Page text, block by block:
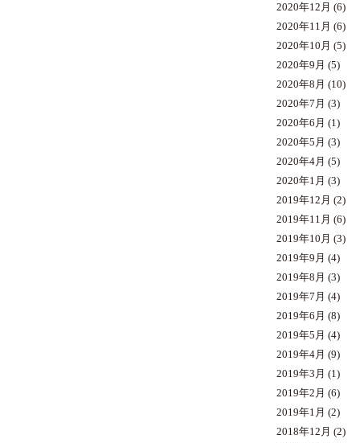
2020年12月 (6)
2020年11月 (6)
2020年10月 (5)
2020年9月 (5)
2020年8月 (10)
2020年7月 (3)
2020年6月 (1)
2020年5月 (3)
2020年4月 (5)
2020年1月 (3)
2019年12月 (2)
2019年11月 (6)
2019年10月 (3)
2019年9月 (4)
2019年8月 (3)
2019年7月 (4)
2019年6月 (8)
2019年5月 (4)
2019年4月 (9)
2019年3月 (1)
2019年2月 (6)
2019年1月 (2)
2018年12月 (2)